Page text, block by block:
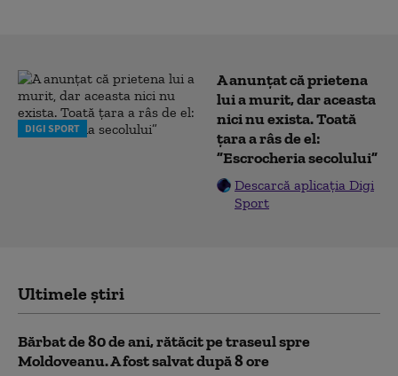
DIGI SPORT
A anunțat că prietena
lui a murit, dar aceasta
nici nu exista. Toată
țara a râs de el:
”Escrocheria secolului”
Descarcă aplicația Digi
Sport
Ultimele știri
Bărbat de 80 de ani, rătăcit pe traseul spre
Moldoveanu. A fost salvat după 8 ore